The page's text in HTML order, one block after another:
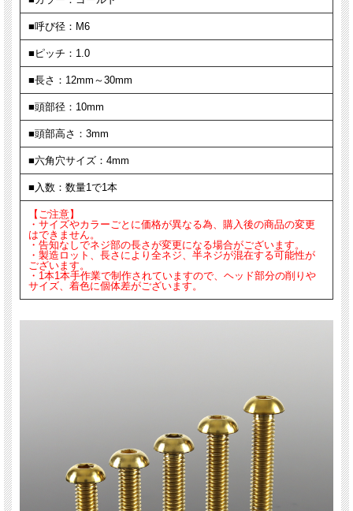
■呼び径：M6
■ピッチ：1.0
■長さ：12mm～30mm
■頭部径：10mm
■頭部高さ：3mm
■六角穴サイズ：4mm
■入数：数量1で1本
【ご注意】
・サイズやカラーごとに価格が異なる為、購入後の商品の変更
はできません。
・告知なしでネジ部の長さが変更になる場合がございます。
・製造ロット、長さにより全ネジ、半ネジが混在する可能性が
ございます。
・1本1本手作業で制作されていますので、ヘッド部分の削りや
サイズ、着色に個体差がございます。